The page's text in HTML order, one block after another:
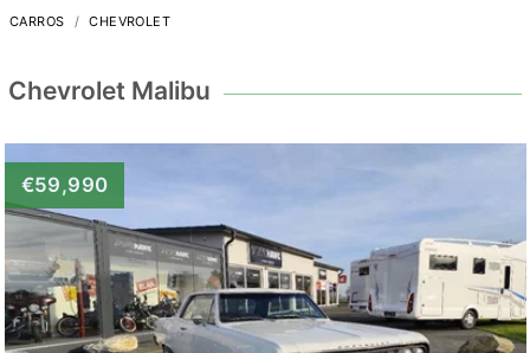
CARROS CHEVROLET
Chevrolet Malibu
€59,990